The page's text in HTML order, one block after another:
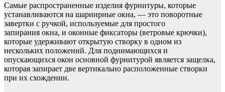
Самые распространенные изделия фурнитуры, которые
устанавливаются на шарнирные окна, — это поворотные
завертки с ручкой, используемые для простого
запирания окна, и оконные фиксаторы (ветровые крючки),
которые удерживают открытую створку в одном из
нескольких положений. Для поднимающихся и
опускающихся окон основной фурнитурой является защелка,
которая запирает две вертикально расположенные створки
при их схождении.